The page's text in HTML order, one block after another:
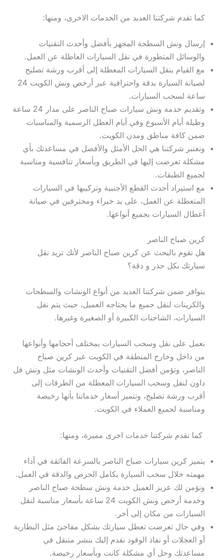
كما تقدم شركتنا العديد من الخدمات الاخرى، ومنها:
إرسال ونش السطحة المجهز بأفضل وأحدث التقنيات
والوسائل المتطورة في نقل السيارات العاطلة عن العمل.
مع القيام بنقل السيارات المعطلة إلى أقرب ورشة تصليح
لصيانة السيارة بدقة واحترافية عبر أرخص ونش الكويت 24
ساعة لسحب السيارات.
وتقديم خدمة ونش سيارات صباح الناصر على مدار 24 ساعة
وطيلة أيام الأسبوع وفي أيام العطل الرسمية والمناسبات
ضمن كافة مناطق ومدن الكويت.
وتعتبر شركتنا هي الحل الأمثل والأفضل في مساعدتك بأي
مشكلة تعرضت إليها في الطريق وبأسعار تنافسية ومناسبة
لجميع الطبقات.
مع استيراد أحدث القطع الأجنبية وتركيبها في السيارات
المتعطلة عن العمل، على يد خبراء ومحترفين في صيانة
أعطال السيارات بجميع أنواعها.
كرين صباح الناصر
هل تقوم بالبحث عن كرين صباح الناصر لأنك تريد نقل
سيارتك بكل حذر و دقة؟
يتوافر ضمن شركتنا العديد من أنواع الونشات والسطحات
والكرينات لنقل جميع ما يحتاجه العميل، حيث يتم نقل
السيارات، الشاحنات الكبيرة أو الصغيرة وغيرها.
نعمل على نقل وسحب السيارات بمختلف أحجامها وأنواعها
من داخل وخارج المنطقة في الكويت عبر كرين صباح
الناصر، وتؤمن أفضل التقنيات وأحدث الونشات مثل ونش فل
داون لنقل وسحب السيارات المعطلة من الطرقات إلى
أقرب ورشة تصليح، وتتميز أسعار خدماتنا بأنها رخيصة
ومناسبة لجميع العملاء في الكويت.
كما تقدم شركتنا خدمات اخرى مميزة، ومنها:
يتميز كرين سيارات صباح الناصر بالسرعة الفائقة في أداء
مهمته خلال سحب السيارة بكامل الحرص والدقة في العمل.
ونؤمن لك عزيز العميل خدمة ونش سطحة صباح الناصر
وخدمة أرخص ونش الكويت 24 ساعة بأسعار مناسبة لنقل
السيارات من مكان إلى أخر.
وفي حال تعرضت تعطل سيارتك بشكل مفاجئ مثل البطارية
أو العجلات أو نفاذ الوقود نقدم إليك بنشر متنقل في
مساعدتك وحل أي مشكلة كانت وبأسعار رخيصة.